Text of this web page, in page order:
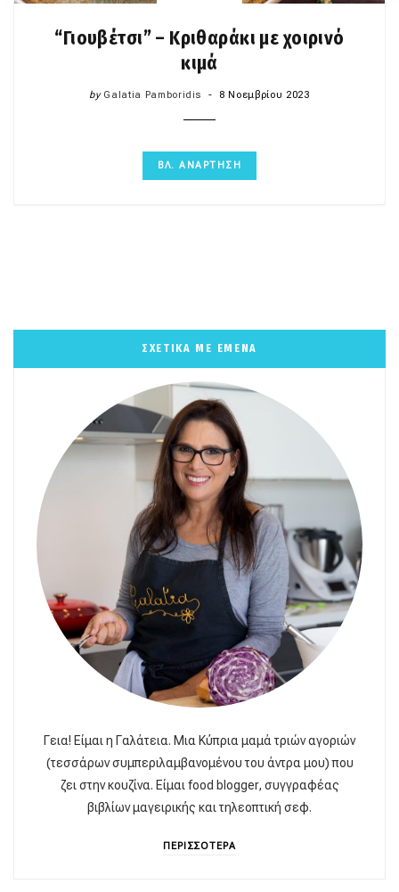
“Γιουβέτσι” – Κριθαράκι με χοιρινό
κιμά
by Galatia Pamboridis 8 Νοεμβρίου 2023
ΒΛ. ΑΝΑΡΤΗΣΗ
ΣΧΕΤΙΚΑ ΜΕ ΕΜΕΝΑ
Γεια! Είμαι η Γαλάτεια. Μια Κύπρια μαμά τριών αγοριών
(τεσσάρων συμπεριλαμβανομένου του άντρα μου) που
ζει στην κουζίνα. Είμαι food blogger, συγγραφέας
βιβλίων μαγειρικής και τηλεοπτική σεφ.
ΠΕΡΙΣΣΟΤΕΡΑ